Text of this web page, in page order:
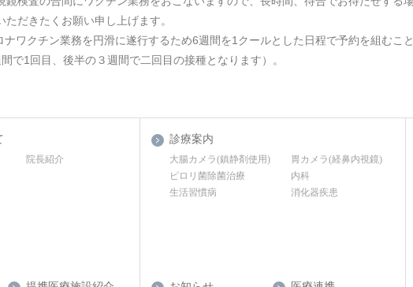
ただきたくお願い申し上げます。
ナワクチン業務を円滑に遂行するため6週間を1クールとした日程で予約を組むこ
で1回目、後半の３週間で二回目の接種となります）。
院長紹介
診療案内
大腸カメラ(鎮静剤使用)
胃カメラ(経鼻内視鏡)
ピロリ菌除菌治療
内科
生活習慣病
消化器疾患